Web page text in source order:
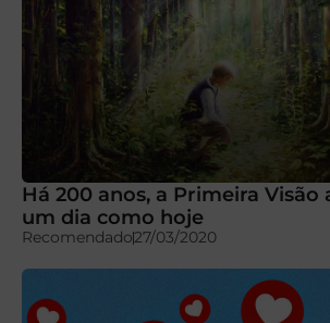
Há 200 anos, a Primeira Visão
um dia como hoje
Recomendado27/03/2020